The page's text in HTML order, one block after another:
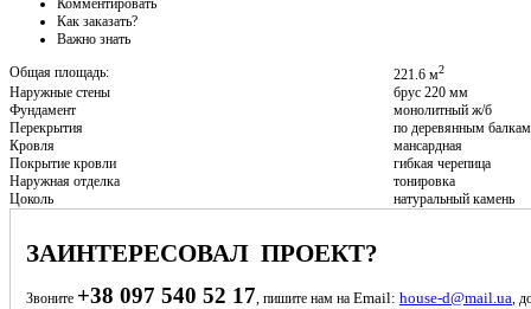
Как заказать?
Важно знать
Общая площадь:
221.6 м2
Наружные стены
брус 220 мм
Фундамент
монолитный ж/б
Перекрытия
по деревянным балкам
Кровля
мансардная
Покрытие кровли
гибкая черепица
Наружная отделка
тонировка
Цоколь
натуральный камень
ЗАИНТЕРЕСОВАЛ ПРОЕКТ?
Звоните +38 097 540 52 17 , пишите нам на Email: house-d@mail.ua ,